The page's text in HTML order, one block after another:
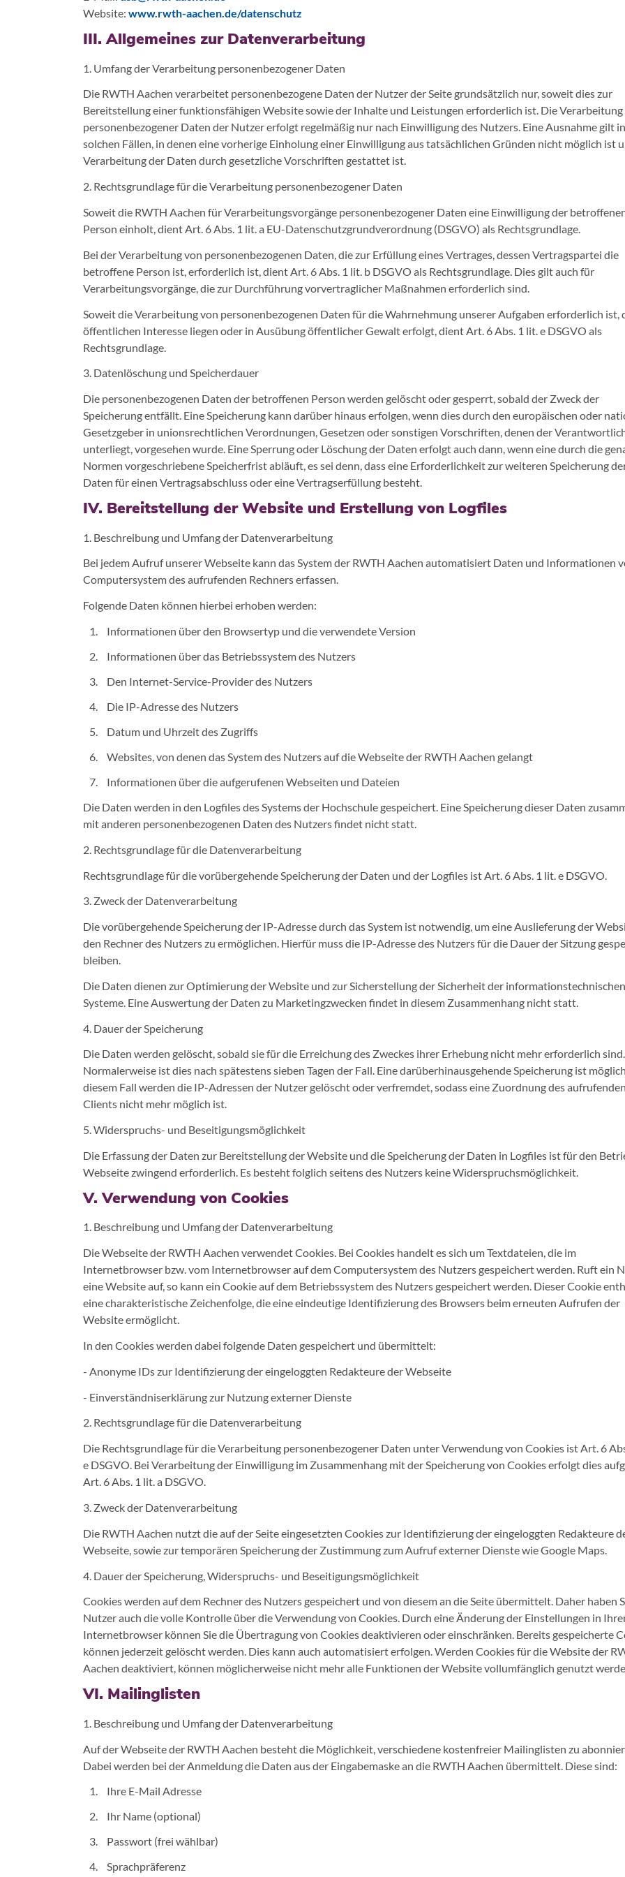
Website: www.rwth-aachen.de/datenschutz
III. Allgemeines zur Datenverarbeitung
1. Umfang der Verarbeitung personenbezogener Daten
Die RWTH Aachen verarbeitet personenbezogene Daten der Nutzer der Seite grundsätzlich nur, soweit dies zur
Bereitstellung einer funktionsfähigen Website sowie der Inhalte und Leistungen erforderlich ist. Die Verarbeitung
personenbezogener Daten der Nutzer erfolgt regelmäßig nur nach Einwilligung des Nutzers. Eine Ausnahme gilt in
solchen Fällen, in denen eine vorherige Einholung einer Einwilligung aus tatsächlichen Gründen nicht möglich ist
Verarbeitung der Daten durch gesetzliche Vorschriften gestattet ist.
2. Rechtsgrundlage für die Verarbeitung personenbezogener Daten
Soweit die RWTH Aachen für Verarbeitungsvorgänge personenbezogener Daten eine Einwilligung der
Person einholt, dient Art. 6 Abs. 1 lit. a EU-Datenschutzgrundverordnung (DSGVO) als Rechtsgrundlage.
Bei der Verarbeitung von personenbezogenen Daten, die zur Erfüllung eines Vertrages, dessen Vertragspartei die
betroffene Person ist, erforderlich ist, dient Art. 6 Abs. 1 lit. b DSGVO als Rechtsgrundlage. Dies gilt auch für
Verarbeitungsvorgänge, die zur Durchführung vorvertraglicher Maßnahmen erforderlich sind.
Soweit die Verarbeitung von personenbezogenen Daten für die Wahrnehmung unserer Aufgaben erforderlich ist,
öffentlichen Interesse liegen oder in Ausübung öffentlicher Gewalt erfolgt, dient Art. 6 Abs. 1 lit. e DSGVO als
Rechtsgrundlage.
3. Datenlöschung und Speicherdauer
Die personenbezogenen Daten der betroffenen Person werden gelöscht oder gesperrt, sobald der Zweck der
Speicherung entfällt. Eine Speicherung kann darüber hinaus erfolgen, wenn dies durch den europäischen oder
Gesetzgeber in unionsrechtlichen Verordnungen, Gesetzen oder sonstigen Vorschriften, denen der
unterliegt, vorgesehen wurde. Eine Sperrung oder Löschung der Daten erfolgt auch dann, wenn eine durch die
Normen vorgeschriebene Speicherfrist abläuft, es sei denn, dass eine Erforderlichkeit zur weiteren Speicherung
Daten für einen Vertragsabschluss oder eine Vertragserfüllung besteht.
IV. Bereitstellung der Website und Erstellung von Logfiles
1. Beschreibung und Umfang der Datenverarbeitung
Bei jedem Aufruf unserer Webseite kann das System der RWTH Aachen automatisiert Daten und Informationen
Computersystem des aufrufenden Rechners erfassen.
Folgende Daten können hierbei erhoben werden:
Informationen über den Browsertyp und die verwendete Version
Informationen über das Betriebssystem des Nutzers
Den Internet-Service-Provider des Nutzers
Die IP-Adresse des Nutzers
Datum und Uhrzeit des Zugriffs
Websites, von denen das System des Nutzers auf die Webseite der RWTH Aachen gelangt
Informationen über die aufgerufenen Webseiten und Dateien
Die Daten werden in den Logfiles des Systems der Hochschule gespeichert. Eine Speicherung dieser Daten
mit anderen personenbezogenen Daten des Nutzers findet nicht statt.
2. Rechtsgrundlage für die Datenverarbeitung
Rechtsgrundlage für die vorübergehende Speicherung der Daten und der Logfiles ist Art. 6 Abs. 1 lit. e DSGVO.
3. Zweck der Datenverarbeitung
Die vorübergehende Speicherung der IP-Adresse durch das System ist notwendig, um eine Auslieferung der
den Rechner des Nutzers zu ermöglichen. Hierfür muss die IP-Adresse des Nutzers für die Dauer der Sitzung
bleiben.
Die Daten dienen zur Optimierung der Website und zur Sicherstellung der Sicherheit der informationstechnischen
Systeme. Eine Auswertung der Daten zu Marketingzwecken findet in diesem Zusammenhang nicht statt.
4. Dauer der Speicherung
Die Daten werden gelöscht, sobald sie für die Erreichung des Zweckes ihrer Erhebung nicht mehr erforderlich sind.
Normalerweise ist dies nach spätestens sieben Tagen der Fall. Eine darüberhinausgehende Speicherung ist
diesem Fall werden die IP-Adressen der Nutzer gelöscht oder verfremdet, sodass eine Zuordnung des aufrufenden
Clients nicht mehr möglich ist.
5. Widerspruchs- und Beseitigungsmöglichkeit
Die Erfassung der Daten zur Bereitstellung der Website und die Speicherung der Daten in Logfiles ist für den
Webseite zwingend erforderlich. Es besteht folglich seitens des Nutzers keine Widerspruchsmöglichkeit.
V. Verwendung von Cookies
1. Beschreibung und Umfang der Datenverarbeitung
Die Webseite der RWTH Aachen verwendet Cookies. Bei Cookies handelt es sich um Textdateien, die im
Internetbrowser bzw. vom Internetbrowser auf dem Computersystem des Nutzers gespeichert werden. Ruft ein
eine Website auf, so kann ein Cookie auf dem Betriebssystem des Nutzers gespeichert werden. Dieser Cookie
eine charakteristische Zeichenfolge, die eine eindeutige Identifizierung des Browsers beim erneuten Aufrufen der
Website ermöglicht.
In den Cookies werden dabei folgende Daten gespeichert und übermittelt:
- Anonyme IDs zur Identifizierung der eingeloggten Redakteure der Webseite
- Einverständniserklärung zur Nutzung externer Dienste
2. Rechtsgrundlage für die Datenverarbeitung
Die Rechtsgrundlage für die Verarbeitung personenbezogener Daten unter Verwendung von Cookies ist Art. 6
e DSGVO. Bei Verarbeitung der Einwilligung im Zusammenhang mit der Speicherung von Cookies erfolgt dies
Art. 6 Abs. 1 lit. a DSGVO.
3. Zweck der Datenverarbeitung
Die RWTH Aachen nutzt die auf der Seite eingesetzten Cookies zur Identifizierung der eingeloggten Redakteure
Webseite, sowie zur temporären Speicherung der Zustimmung zum Aufruf externer Dienste wie Google Maps.
4. Dauer der Speicherung, Widerspruchs- und Beseitigungsmöglichkeit
Cookies werden auf dem Rechner des Nutzers gespeichert und von diesem an die Seite übermittelt. Daher haben
Nutzer auch die volle Kontrolle über die Verwendung von Cookies. Durch eine Änderung der Einstellungen in
Internetbrowser können Sie die Übertragung von Cookies deaktivieren oder einschränken. Bereits gespeicherte
können jederzeit gelöscht werden. Dies kann auch automatisiert erfolgen. Werden Cookies für die Website der
Aachen deaktiviert, können möglicherweise nicht mehr alle Funktionen der Website vollumfänglich genutzt
VI. Mailinglisten
1. Beschreibung und Umfang der Datenverarbeitung
Auf der Webseite der RWTH Aachen besteht die Möglichkeit, verschiedene kostenfreier Mailinglisten zu
Dabei werden bei der Anmeldung die Daten aus der Eingabemaske an die RWTH Aachen übermittelt. Diese sind:
Ihre E-Mail Adresse
Ihr Name (optional)
Passwort (frei wählbar)
Sprachpräferenz